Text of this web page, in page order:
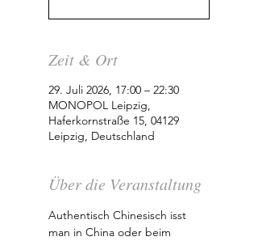
Zeit & Ort
29. Juli 2026, 17:00 – 22:30
MONOPOL Leipzig,
Haferkornstraße 15, 04129
Leipzig, Deutschland
Über die Veranstaltung
Authentisch Chinesisch isst
man in China oder beim